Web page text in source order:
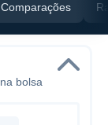
Comparações
bolsa